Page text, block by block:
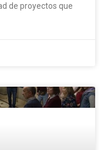
de proyectos que